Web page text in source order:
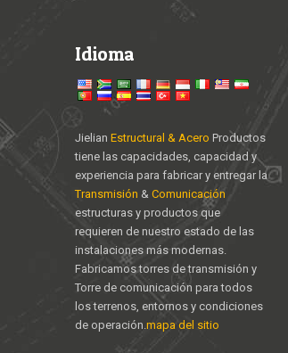
Idioma
Jielian Estructural & Acero Productos
tiene las capacidades, capacidad y
experiencia para fabricar y entregar la
Transmisión & Comunicación
estructuras y productos que
requieren de nuestro estado de las
instalaciones más modernas.
Fabricamos torres de transmisión y
Torre de comunicación para todos
los terrenos, entornos y condiciones
de operación.mapa del sitio